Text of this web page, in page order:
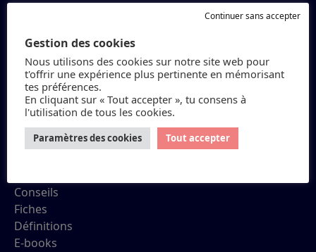
Petit Galop
Conseils
Fiches
Définitions
E-books
Gestion des cookies
Nous utilisons des cookies sur notre site web pour
t'offrir une expérience plus pertinente en mémorisant
tes préférences.
En cliquant sur « Tout accepter », tu consens à
l'utilisation de tous les cookies.
Paramètres des cookies Tout accepter
Continuer sans accepter